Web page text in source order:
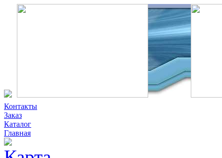
Контакты
Заказ
Каталог
Главная